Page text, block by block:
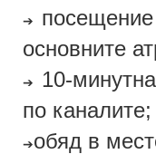
➔
основните
➔ 10-
по каналите;
➔обяд в